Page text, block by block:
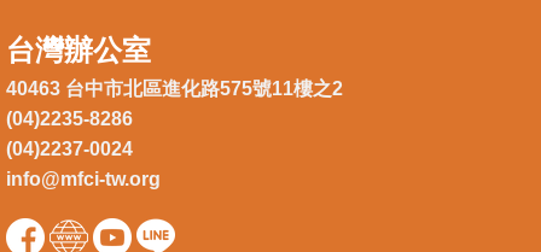
台灣辦公室
40463 台中市北區進化路575號11樓之2
(04)2235-8286
(04)2237-0024
info@mfci-tw.org